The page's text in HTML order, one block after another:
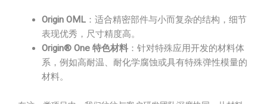
Origin OML ：适合精密部件与小而复杂的结构，细节
表现优秀，尺寸精度高。
Origin® One 特色材料 ：针对特殊应用开发的材料体
系，例如高耐温、耐化学腐蚀或具有特殊弹性模量的
材料。